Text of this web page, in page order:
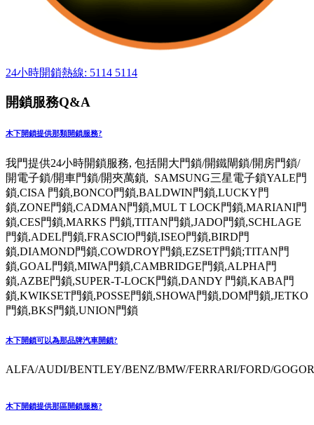
24小時開鎖熱線: 5114 5114
開鎖服務Q&A
木下開鎖提供那類開鎖服務?
我門提供24小時開鎖服務, 包括開大門鎖/開鐵閘鎖/開房門鎖/
開電子鎖/開車門鎖/開夾萬鎖, SAMSUNG三星電子鎖YALE門
鎖,CISA 門鎖,BONCO門鎖,BALDWIN門鎖,LUCKY門
鎖,ZONE門鎖,CADMAN門鎖,MUL T LOCK門鎖,MARIANI門
鎖,CES門鎖,MARKS 門鎖,TITAN門鎖,JADO門鎖,SCHLAGE
門鎖,ADEL門鎖,FRASCIO門鎖,ISEO門鎖,BIRD門
鎖,DIAMOND門鎖,COWDROY門鎖,EZSET門鎖;TITAN門
鎖,GOAL門鎖,MIWA門鎖,CAMBRIDGE門鎖,ALPHA門
鎖,AZBE門鎖,SUPER-T-LOCK門鎖,DANDY 門鎖,KABA門
鎖,KWIKSET門鎖,POSSE門鎖,SHOWA門鎖,DOM門鎖,JETKO
門鎖,BKS門鎖,UNION門鎖
木下開鎖可以為那品牌汽車開鎖?
ALFA/AUDI/BENTLEY/BENZ/BMW/FERRARI/FORD/
木下開鎖提供那區開鎖服務?